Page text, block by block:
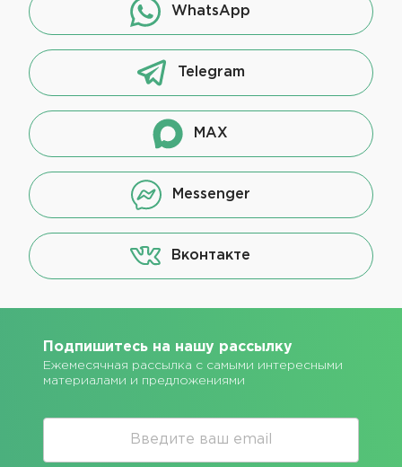
WhatsApp
Telegram
MAX
Messenger
Вконтакте
Подпишитесь на нашу рассылку
Ежемесячная рассылка с самыми интересными
материалами и предложениями